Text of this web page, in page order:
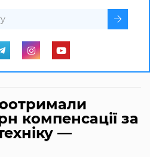
компенсації за
—